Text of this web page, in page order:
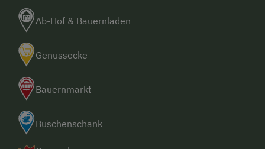
Ab-Hof & Bauernladen
Genussecke
Bauernmarkt
Buschenschank